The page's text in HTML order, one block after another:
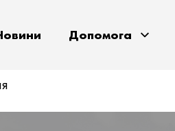
Допомога